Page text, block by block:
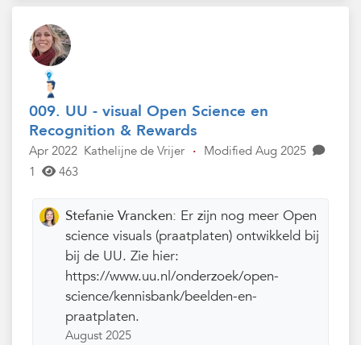
009. UU - visual Open Science en
Recognition & Rewards
Apr 2022 Kathelijne de Vrijer · Modified Aug 2025
1
463
Stefanie Vrancken: Er zijn nog meer Open
science visuals (praatplaten) ontwikkeld bij
bij de UU. Zie hier:
https://www.uu.nl/onderzoek/open-
science/kennisbank/beelden-en-
praatplaten.
August 2025